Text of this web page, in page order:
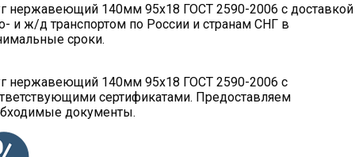
нержавеющий 140мм 95х18 ГОСТ 2590-2006 с доставкой
и ж/д транспортом по России и странам СНГ в
сроки.
нержавеющий 140мм 95х18 ГОСТ 2590-2006 с
сертификатами. Предоставляем
документы.